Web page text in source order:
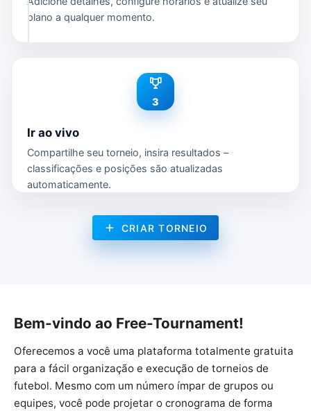
plano a qualquer momento.
3
Ir ao vivo
Compartilhe seu torneio, insira resultados –
classificações e posições são atualizadas
automaticamente.
CRIAR TORNEIO
Bem-vindo ao Free-Tournament!
Oferecemos a você uma plataforma totalmente gratuita
para a fácil organização e execução de torneios de
futebol. Mesmo com um número ímpar de grupos ou
equipes, você pode projetar o cronograma de forma